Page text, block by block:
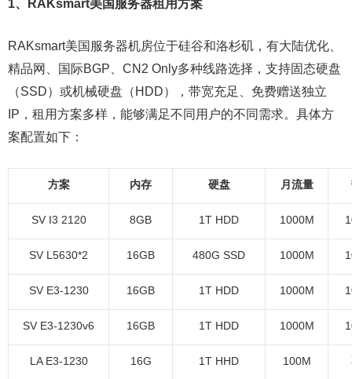
1、RAKsmart美国服务器租用方案
RAKsmart美国服务器机房位于硅谷和洛杉矶，有大陆优化、
精品网、国际BGP、CN2 Only多种线路选择，支持固态硬盘
（SSD）或机械硬盘（HDD），带宽充足、免费赠送独立
IP，租用方案多样，能够满足不同用户的不同需求。具体方
案配置如下：
方案 内存 硬盘 月流量
SV I3 2120 8GB 1T HDD 1000M
SV L5630*2 16GB 480G SSD 1000M
SV E3-1230 16GB 1T HDD 1000M
SV E3-1230v6 16GB 1T HDD 1000M
LA E3-1230 16G 1T HHD 100M